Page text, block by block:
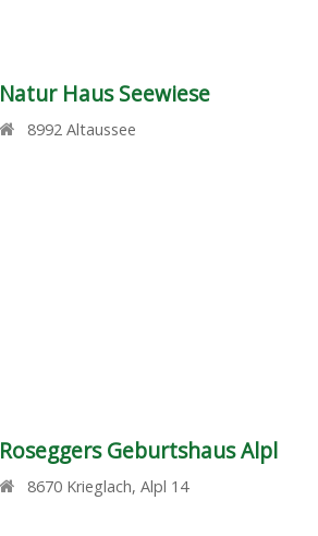
Natur Haus Seewiese
8992 Altaussee
Roseggers Geburtshaus Alpl
8670 Krieglach,Alpl 14